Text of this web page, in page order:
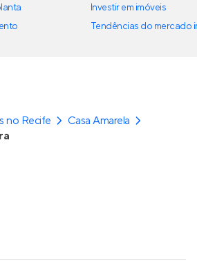
Investir em imóveis
Tendências do mercado
no Recife
Casa Amarela